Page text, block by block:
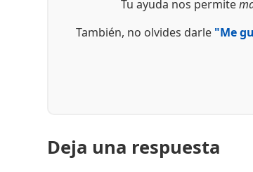
Tu ayuda nos permite
También, no olvides darle "Me
Deja una respuesta